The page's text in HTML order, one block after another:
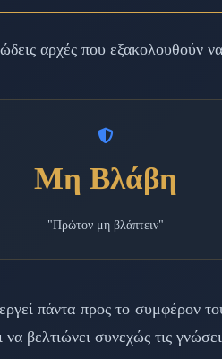
αρχές που εξακολουθούν να
Μη Βλάβη
"Πρώτον μη βλάπτειν"
πάντα προς το συμφέρον
βελτιώνει συνεχώς τις